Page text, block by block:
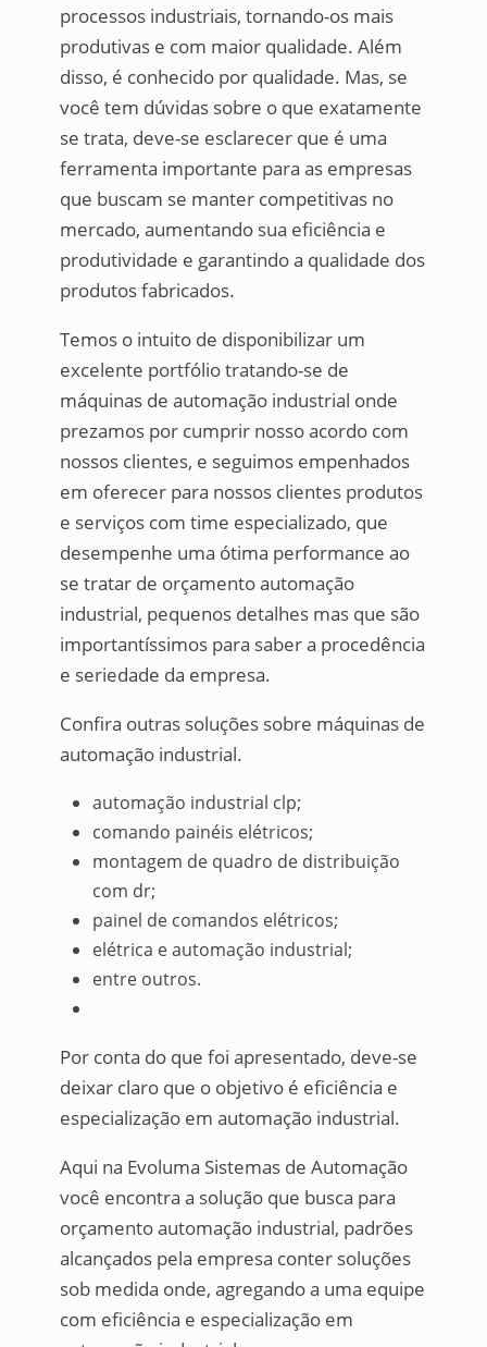
processos industriais, tornando-os mais
produtivas e com maior qualidade. Além
disso, é conhecido por qualidade. Mas, se
você tem dúvidas sobre o que exatamente
se trata, deve-se esclarecer que é uma
ferramenta importante para as empresas
que buscam se manter competitivas no
mercado, aumentando sua eficiência e
produtividade e garantindo a qualidade dos
produtos fabricados.
Temos o intuito de disponibilizar um
excelente portfólio tratando-se de
máquinas de automação industrial onde
prezamos por cumprir nosso acordo com
nossos clientes, e seguimos empenhados
em oferecer para nossos clientes produtos
e serviços com time especializado, que
desempenhe uma ótima performance ao
se tratar de orçamento automação
industrial, pequenos detalhes mas que são
importantíssimos para saber a procedência
e seriedade da empresa.
Confira outras soluções sobre máquinas de
automação industrial.
automação industrial clp;
comando painéis elétricos;
montagem de quadro de distribuição
com dr;
painel de comandos elétricos;
elétrica e automação industrial;
entre outros.
Por conta do que foi apresentado, deve-se
deixar claro que o objetivo é eficiência e
especialização em automação industrial.
Aqui na Evoluma Sistemas de Automação
você encontra a solução que busca para
orçamento automação industrial, padrões
alcançados pela empresa conter soluções
sob medida onde, agregando a uma equipe
com eficiência e especialização em